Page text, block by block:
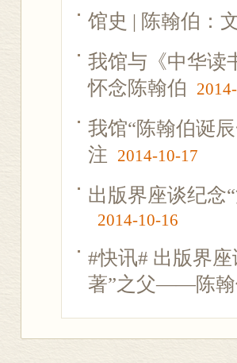
馆史 | 陈翰伯：
我馆与《中华读
怀念陈翰伯
我馆“陈翰伯诞
注 2014-10-17
出版界座谈纪念
2014-10-16
#快讯# 出版界
著”之父——陈翰